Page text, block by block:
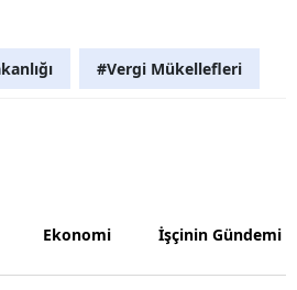
#Vergi Mükellefleri
Ekonomi İşçinin Gündemi